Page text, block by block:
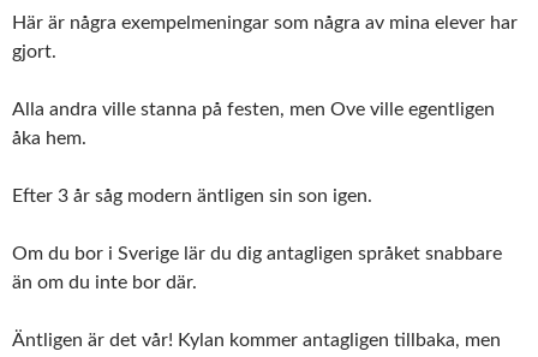
Här är några exempelmeningar som några av mina elever har
gjort.
Alla andra ville stanna på festen, men Ove ville egentligen
åka hem.
Efter 3 år såg modern äntligen sin son igen.
Om du bor i Sverige lär du dig antagligen språket snabbare
än om du inte bor där.
Äntligen är det vår! Kylan kommer antagligen tillbaka, men